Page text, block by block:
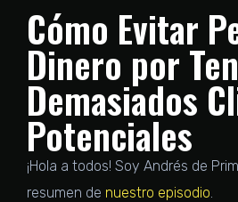
Cómo Evitar
Dinero por
Demasiados
Potenciales
¡Hola a todos! Soy Andrés de
resumen de nuestro episodio